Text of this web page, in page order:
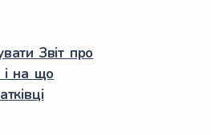
Звіт про
і на що